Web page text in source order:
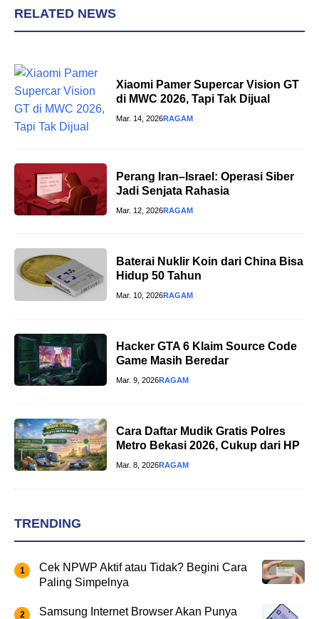
RELATED NEWS
Xiaomi Pamer Supercar Vision GT
di MWC 2026, Tapi Tak Dijual
Mar. 14, 2026RAGAM
Perang Iran–Israel: Operasi Siber
Jadi Senjata Rahasia
Mar. 12, 2026RAGAM
Baterai Nuklir Koin dari China Bisa
Hidup 50 Tahun
Mar. 10, 2026RAGAM
Hacker GTA 6 Klaim Source Code
Game Masih Beredar
Mar. 9, 2026RAGAM
Cara Daftar Mudik Gratis Polres
Metro Bekasi 2026, Cukup dari HP
Mar. 8, 2026RAGAM
TRENDING
Cek NPWP Aktif atau Tidak? Begini Cara
Paling Simpelnya
Samsung Internet Browser Akan Punya